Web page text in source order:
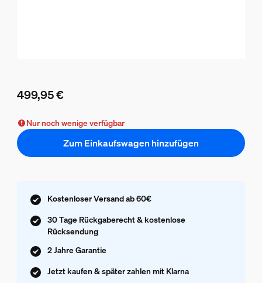
499,95 €
Nur noch wenige verfügbar
Zum Einkaufswagen hinzufügen
Kostenloser Versand ab 60€
30 Tage Rückgaberecht & kostenlose
Rücksendung
2 Jahre Garantie
Jetzt kaufen & später zahlen mit Klarna